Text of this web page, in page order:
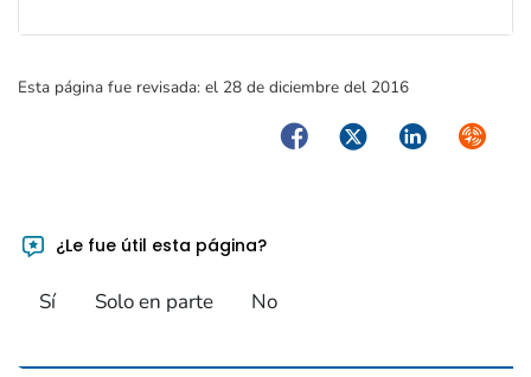
Esta página fue revisada: el 28 de diciembre del 2016
FacebookTwitterLinkedIn
¿Le fue útil esta página?
Sí Solo en parte No